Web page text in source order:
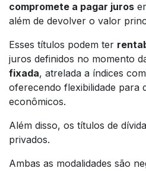
compromete a pagar juros
além de devolver o valor
Esses títulos podem ter
juros definidos no momento
fixada, atrelada a índices
oferecendo flexibilidade para
econômicos.
Além disso, os títulos de
privados.
Ambas as modalidades são